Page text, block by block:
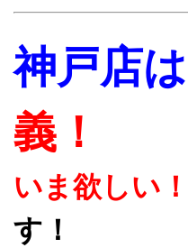
神戸店は
義！
いま欲しい！
す！